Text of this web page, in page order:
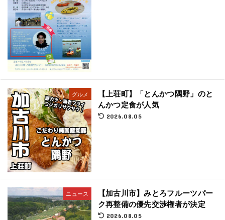
グルメ
【上荘町】「とんかつ隅野」のと
んかつ定食が人気
2026.08.05
ニュース
【加古川市】みとろフルーツパー
ク再整備の優先交渉権者が決定
2026.08.05